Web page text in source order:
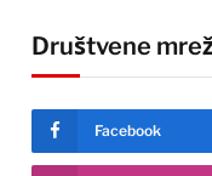
Društvene
Facebook